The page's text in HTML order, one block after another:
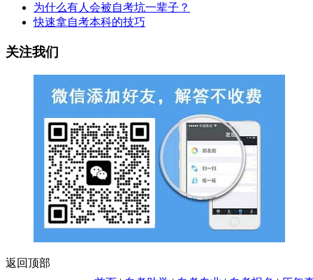
为什么有人会被自考坑一辈子？
快速拿自考本科的技巧
关注我们
返回顶部